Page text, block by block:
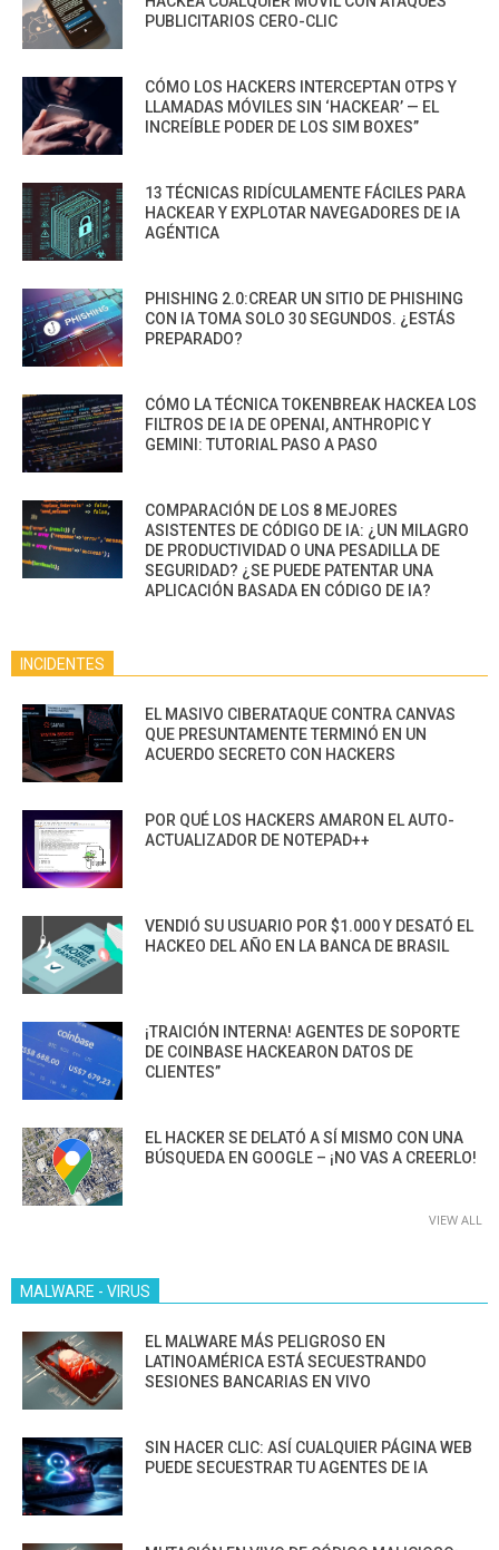
PUBLICITARIOS CERO-CLIC
CÓMO LOS HACKERS INTERCEPTAN OTPS Y
LLAMADAS MÓVILES SIN ‘HACKEAR’ — EL
INCREÍBLE PODER DE LOS SIM BOXES”
13 TÉCNICAS RIDÍCULAMENTE FÁCILES PARA
HACKEAR Y EXPLOTAR NAVEGADORES DE IA
AGÉNTICA
PHISHING 2.0:CREAR UN SITIO DE PHISHING
CON IA TOMA SOLO 30 SEGUNDOS. ¿ESTÁS
PREPARADO?
CÓMO LA TÉCNICA TOKENBREAK HACKEA LOS
FILTROS DE IA DE OPENAI, ANTHROPIC Y
GEMINI: TUTORIAL PASO A PASO
COMPARACIÓN DE LOS 8 MEJORES
ASISTENTES DE CÓDIGO DE IA: ¿UN MILAGRO
DE PRODUCTIVIDAD O UNA PESADILLA DE
SEGURIDAD? ¿SE PUEDE PATENTAR UNA
APLICACIÓN BASADA EN CÓDIGO DE IA?
INCIDENTES
EL MASIVO CIBERATAQUE CONTRA CANVAS
QUE PRESUNTAMENTE TERMINÓ EN UN
ACUERDO SECRETO CON HACKERS
POR QUÉ LOS HACKERS AMARON EL AUTO-
ACTUALIZADOR DE NOTEPAD++
VENDIÓ SU USUARIO POR $1.000 Y DESATÓ EL
HACKEO DEL AÑO EN LA BANCA DE BRASIL
¡TRAICIÓN INTERNA! AGENTES DE SOPORTE
DE COINBASE HACKEARON DATOS DE
CLIENTES”
EL HACKER SE DELATÓ A SÍ MISMO CON UNA
BÚSQUEDA EN GOOGLE – ¡NO VAS A CREERLO!
VIEW ALL
MALWARE - VIRUS
EL MALWARE MÁS PELIGROSO EN
LATINOAMÉRICA ESTÁ SECUESTRANDO
SESIONES BANCARIAS EN VIVO
SIN HACER CLIC: ASÍ CUALQUIER PÁGINA WEB
PUEDE SECUESTRAR TU AGENTES DE IA